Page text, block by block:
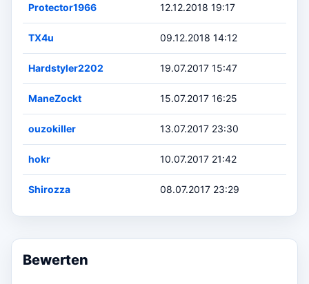
Protector1966 12.12.2018 19:17
TX4u 09.12.2018 14:12
Hardstyler2202 19.07.2017 15:47
ManeZockt 15.07.2017 16:25
ouzokiller 13.07.2017 23:30
hokr 10.07.2017 21:42
Shirozza 08.07.2017 23:29
Bewerten